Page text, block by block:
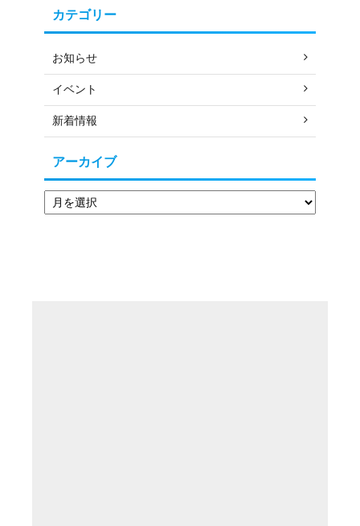
カテゴリー
お知らせ
イベント
新着情報
アーカイブ